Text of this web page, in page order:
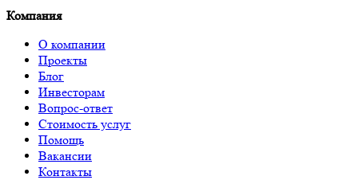
Компания
О компании
Проекты
Блог
Инвесторам
Вопрос-ответ
Стоимость услуг
Помощь
Вакансии
Контакты